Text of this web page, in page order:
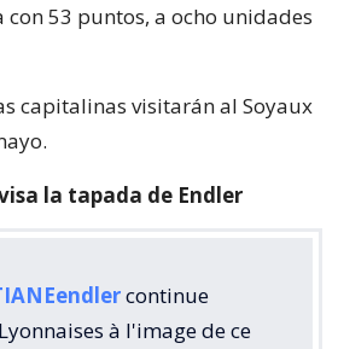
53 puntos, a ocho unidades
capitalinas visitarán al Soyaux
la tapada de Endler
continue
à l'image de ce